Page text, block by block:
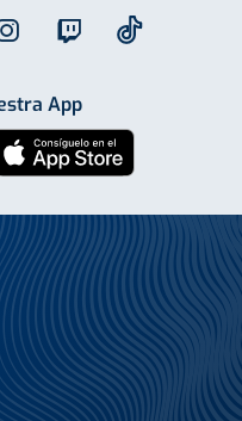
App